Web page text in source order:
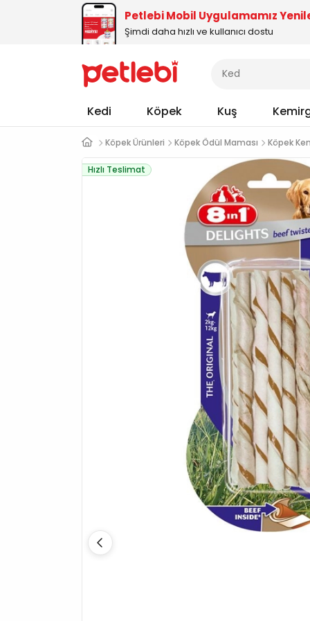
Petlebi Mobil Uygulamamız
Şimdi daha hızlı ve kullanıcı dostu
Kedi Köpek Kuş
Köpek Ürünleri Köpek Ödül Maması Köpek
Hızlı Teslimat